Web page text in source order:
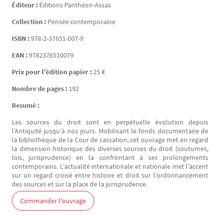
Éditeur : Éditions Panthéon-Assas
Collection : Pensée contemporaine
ISBN :978-2-37651-007-9
EAN :9782376510079
Prix pour l’édition papier :25 €
Nombre de pages : 192
Resumé :
Les sources du droit sont en perpétuelle évolution depuis
l’Antiquité jusqu’à nos jours. Mobilisant le fonds documentaire de
la bibliothèque de la Cour de cassation, cet ouvrage met en regard
la dimension historique des diverses sources du droit (coutumes,
lois, jurisprudence) en la confrontant à ses prolongements
contemporains. L’actualité internationale et nationale met l’accent
sur un regard croisé entre histoire et droit sur l’ordonnancement
des sources et sur la place de la jurisprudence.
Commander l'ouvrage